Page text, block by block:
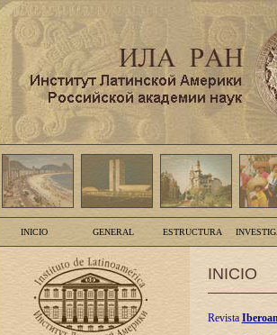
INICIO GENERAL ESTRUCTURA
INICIO
Revista